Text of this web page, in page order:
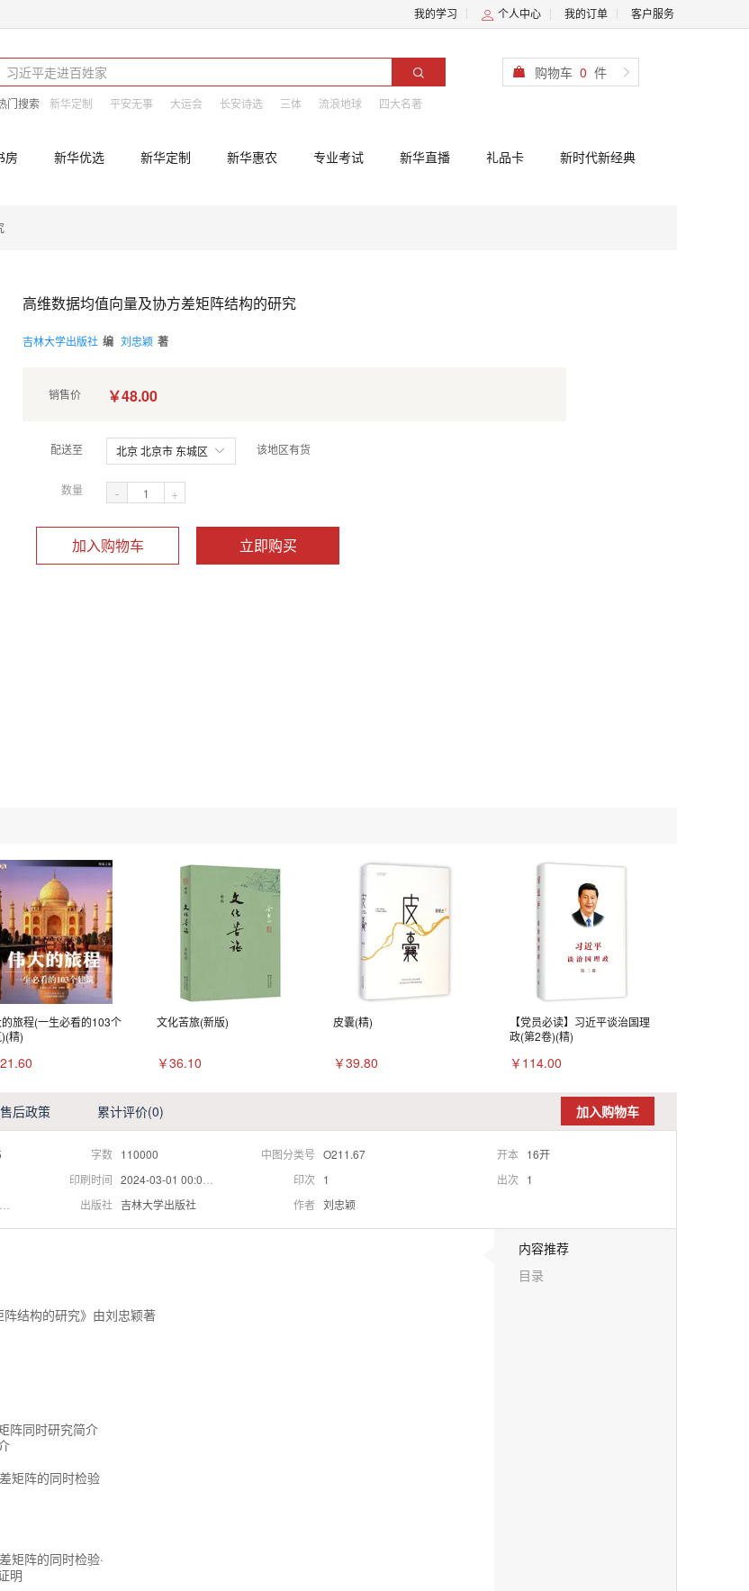
我的学习 个人中心 我的订单 客户服务
门搜索 新华定制 平安无事 大运会 长安诗选 三体 流浪地球 四大名著
购物车 0 件
房 新华优选 新华定制 新华惠农 专业考试 新华直播 礼品卡 新时代新经典
高维数据均值向量及协方差矩阵结构的研究
吉林大学出版社 编 刘忠颖 著
销售价 ￥48.00
配送至 北京 北京市 东城区 该地区有货
数量 - +
加入购物车 立即购买
旅程(一生必看的103个
精)
文化苦旅(新版)
￥36.10
皮囊(精)
￥39.80
【党员必读】习近平谈治国理
政(第2卷)(精)
￥114.00
售后政策 累计评价(0) 加入购物车
字数 110000 中图分类号 O211.67 开本
16开
印刷时间 2024-03-01 00:00:00 印次 1 出次
1
出版社 吉林大学出版社 作者 刘忠颖
阵结构的研究》由刘忠颖著
阵同时研究简介
矩阵的同时检验
矩阵的同时检验·
明
内容推荐
目录